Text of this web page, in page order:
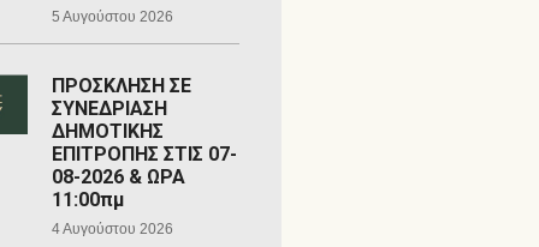
5 Αυγούστου 2026
ΠΡΟΣΚΛΗΣΗ ΣΕ
ΣΥΝΕΔΡΙΑΣΗ
ΔΗΜΟΤΙΚΗΣ
ΕΠΙΤΡΟΠΗΣ ΣΤΙΣ 07-
08-2026 & ΩΡΑ
11:00πμ
4 Αυγούστου 2026